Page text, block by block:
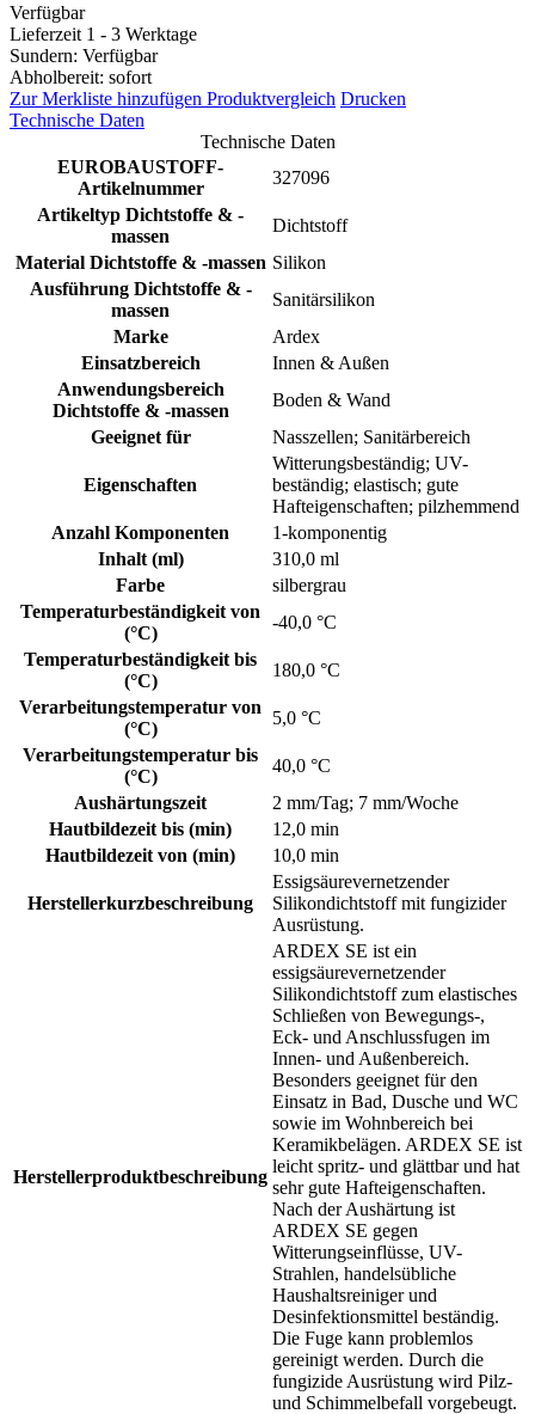
Verfügbar
Lieferzeit 1 - 3 Werktage
Sundern: Verfügbar
Abholbereit: sofort
Zur Merkliste hinzufügen Produktvergleich Drucken
Technische Daten
Technische Daten
EUROBAUSTOFF-
Artikelnummer
327096
Artikeltyp Dichtstoffe & -
massen
Dichtstoff
Material Dichtstoffe & -massen Silikon
Ausführung Dichtstoffe & -
massen
Sanitärsilikon
Marke
Ardex
Einsatzbereich
Innen & Außen
Anwendungsbereich
Dichtstoffe & -massen
Boden & Wand
Geeignet für
Nasszellen; Sanitärbereich
Eigenschaften
Witterungsbeständig; UV-
beständig; elastisch; gute
Hafteigenschaften; pilzhemmend
Anzahl Komponenten
1-komponentig
Inhalt (ml)
310,0 ml
Farbe
silbergrau
Temperaturbeständigkeit von
(°C)
-40,0 °C
Temperaturbeständigkeit bis
(°C)
180,0 °C
Verarbeitungstemperatur von
(°C)
5,0 °C
Verarbeitungstemperatur bis
(°C)
40,0 °C
Aushärtungszeit
2 mm/Tag; 7 mm/Woche
Hautbildezeit bis (min)
12,0 min
Hautbildezeit von (min)
10,0 min
Herstellerkurzbeschreibung
Essigsäurevernetzender
Silikondichtstoff mit fungizider
Ausrüstung.
Herstellerproduktbeschreibung
ARDEX SE ist ein
essigsäurevernetzender
Silikondichtstoff zum elastisches
Schließen von Bewegungs-,
Eck- und Anschlussfugen im
Innen- und Außenbereich.
Besonders geeignet für den
Einsatz in Bad, Dusche und WC
sowie im Wohnbereich bei
Keramikbelägen. ARDEX SE ist
leicht spritz- und glättbar und hat
sehr gute Hafteigenschaften.
Nach der Aushärtung ist
ARDEX SE gegen
Witterungseinflüsse, UV-
Strahlen, handelsübliche
Haushaltsreiniger und
Desinfektionsmittel beständig.
Die Fuge kann problemlos
gereinigt werden. Durch die
fungizide Ausrüstung wird Pilz-
und Schimmelbefall vorgebeugt.